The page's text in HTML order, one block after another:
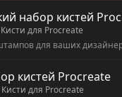
набор кистей
Кисти для Procreate
для ваших
кистей Procreate
Кисти для Procreate